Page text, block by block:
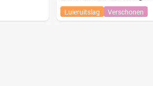
Luieruitslag Verschonen